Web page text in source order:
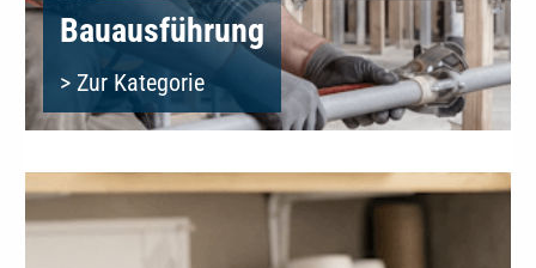
Bauausführung
> Zur Kategorie